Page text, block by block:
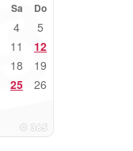
Sa Do
4 5
11 12
18 19
25 26